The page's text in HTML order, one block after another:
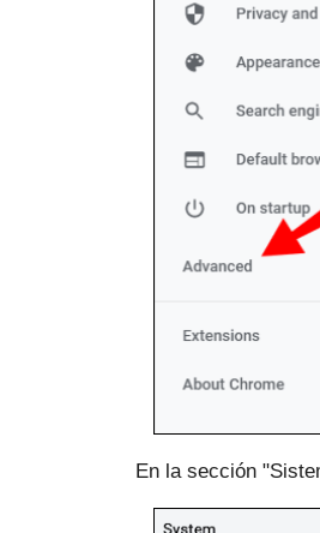
En la sección